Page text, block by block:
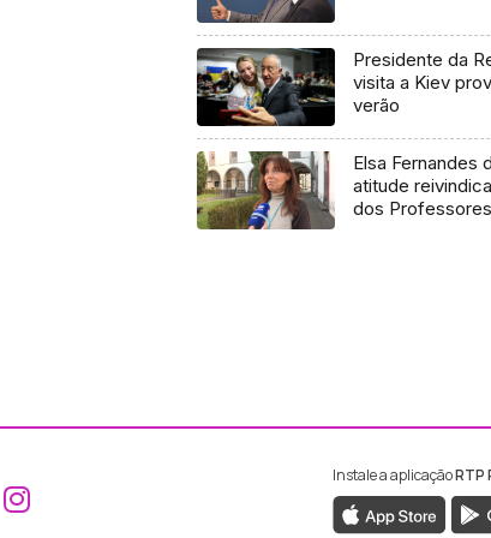
Presidente da
visita a Kiev
verão
Elsa Fernandes
atitude
dos
Aceder ao Facebook da RTP Madeira
Aceder ao Instagram da RTP
Instale a aplicaçãoRTP